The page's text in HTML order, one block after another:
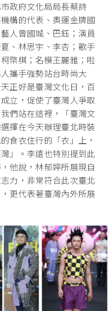
政府文化局局長蔡詩
構的代表、奧運金牌國
人曾國城、巴鈺；演員
、林思宇、李杏；歌手
棨棋；名模王麗雅；啦
攜手強勢站台時尚大
正好是臺灣文化日，百
立，促使了臺灣人爭取
們站在這裡，「臺灣文
擇在今天辦理臺北時裝
食衣住行的「衣」上，
」。李遠也特別提到此
他說，林郁婷所展現自
力，非常符合此次臺北
更代表著臺灣內外所展